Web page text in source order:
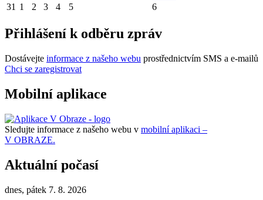
31 1 2 3 4 5 6
Přihlášení k odběru zpráv
Dostávejte informace z našeho webu prostřednictvím SMS a e-mailů
Chci se zaregistrovat
Mobilní aplikace
Sledujte informace z našeho webu v mobilní aplikaci –
V OBRAZE.
Aktuální počasí
dnes, pátek 7. 8. 2026